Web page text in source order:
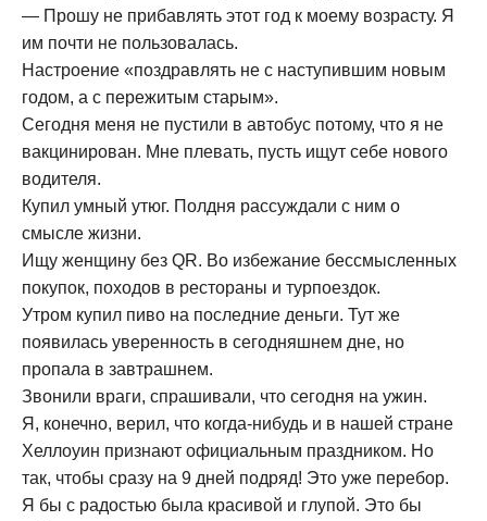
— Прошу не прибавлять этот год к моему возрасту. Я
им почти не пользовалась.
Настроение «поздравлять не с наступившим новым
годом, а с пережитым старым».
Сегодня меня не пустили в автобус потому, что я не
вакцинирован. Мне плевать, пусть ищут себе нового
водителя.
Купил умный утюг. Полдня рассуждали с ним о
смысле жизни.
Ищу женщину без QR. Во избежание бессмысленных
покупок, походов в рестораны и турпоездок.
Утром купил пиво на последние деньги. Тут же
появилась уверенность в сегодняшнем дне, но
пропала в завтрашнем.
Звонили враги, спрашивали, что сегодня на ужин.
Я, конечно, верил, что когда-нибудь и в нашей стране
Хеллоуин признают официальным праздником. Но
так, чтобы сразу на 9 дней подряд! Это уже перебор.
Я бы с радостью была красивой и глупой. Это бы